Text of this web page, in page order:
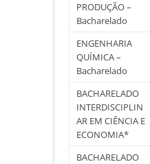
PRODUÇÃO –
Bacharelado
ENGENHARIA
QUÍMICA –
Bacharelado
BACHARELADO
INTERDISCIPLIN
AR EM CIÊNCIA E
ECONOMIA*
BACHARELADO